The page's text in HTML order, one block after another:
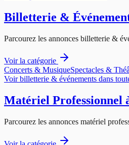
Billetterie &
Parcourez les annonces billetterie &
Voir la catégorie
Concerts & MusiqueSpectacles &
Voirbilletterie & événements dans
Matériel Professionnel
Parcourez les annonces matériel